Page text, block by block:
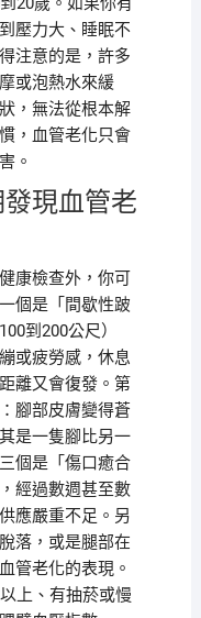
壓力大、睡眠不
注意的是，許多
或泡熱水來緩
，無法從根本解
，血管老化只會
。
現血管老
康檢查外，你可
個是「間歇性跛
到200公尺）
或疲勞感，休息
離又會復發。第
腳部皮膚變得蒼
是一隻腳比另一
個是「傷口癒合
經過數週甚至數
應嚴重不足。另
落，或是腿部在
管老化的表現。
上、有抽菸或慢